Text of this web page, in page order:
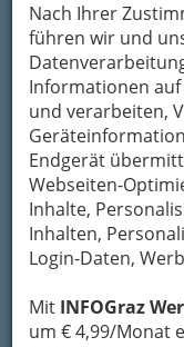
Nach Ihrer
führen wir und
Informationen
und verarbeiten,
Endgerät
Webseiten-
Inhalte,
Inhalten,
Login-Daten,
Mit INFOGraz
um € 4,99/Monat
Lackierersind
aus Metall, Holz
um sie vor
Wind und
Aufgaben